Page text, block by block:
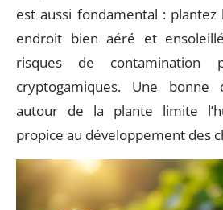
est aussi fondamental :
endroit bien aéré et
risques de contamination
cryptogamiques. Une bonne
autour de la plante limite
propice au développement des